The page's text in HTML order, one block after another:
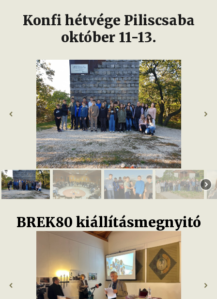
Konfi hétvége Piliscsaba
október 11-13.
BREK80 kiállításmegnyitó